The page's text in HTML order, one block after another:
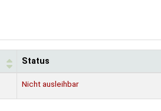
Status
Nicht ausleihbar